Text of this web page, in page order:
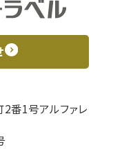
番1号アルファレ